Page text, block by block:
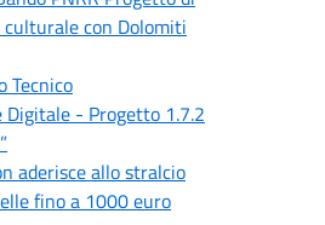
culturale con Dolomiti
Tecnico
- Progetto 1.7.2
aderisce allo stralcio
fino a 1000 euro